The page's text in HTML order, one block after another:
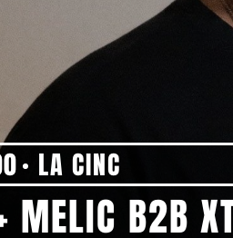
LA CINC
MELIC B2B